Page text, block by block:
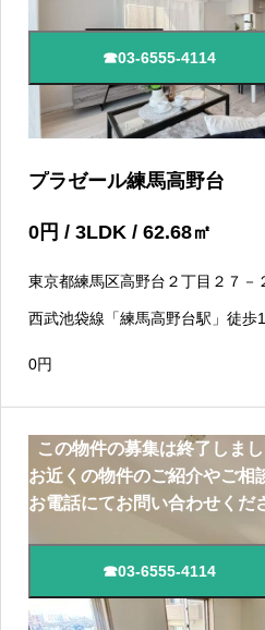
☎03-6555-4114
プラゼール練馬高野台
0 円 / 3LDK / 62.68㎡
東京都練馬区高野台２丁目２７－
西武池袋線「練馬高野台駅」徒歩
0円
この物件の募集は終了しまし
お近くの物件のご紹介やご相
お電話にてお問い合わせくだ
☎03-6555-4114